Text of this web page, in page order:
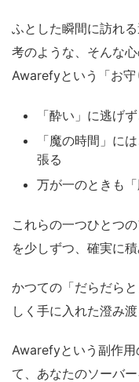
ふとした瞬間に訪れ
考のような、そんな
Awarefyという「お守
「酔い」に逃げ
「魔の時間」に
張る
万が一のときも
これらの一つひとつ
を少しずつ、確実に
かつての「だらだら
しく手に入れた澄み渡
Awarefyという副作
て、あなたのソーバ